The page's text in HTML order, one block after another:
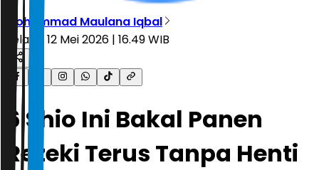
Mohammad Maulana Iqbal
Selasa, 12 Mei 2026 | 16.49 WIB
6 Shio Ini Bakal Panen
Rezeki Terus Tanpa Henti